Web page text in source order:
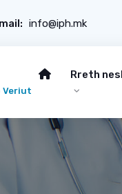
info@iph.mk
Veriut
Rreth